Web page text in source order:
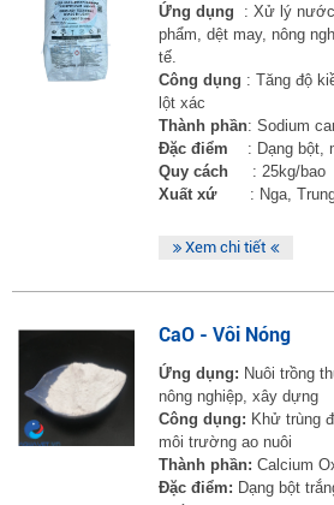
Ứng dụng : Xử lý
phẩm, dệt may, nông
tế.
Công dụng : Tăng độ
lột xác
Thành phần: Sodium
Đặc điểm : Dạng bột,
Quy cách
: 25kg/bao
Xuất xứ: Nga, Trung
Xem chi tiết
CaO - Vôi Nóng
Ứng dụng: Nuôi trồng
nông nghiệp, xây dựng
Công dụng: Khử trùng
môi trường ao nuôi
Thành phần: Calcium
Đặc điểm: Dạng bột